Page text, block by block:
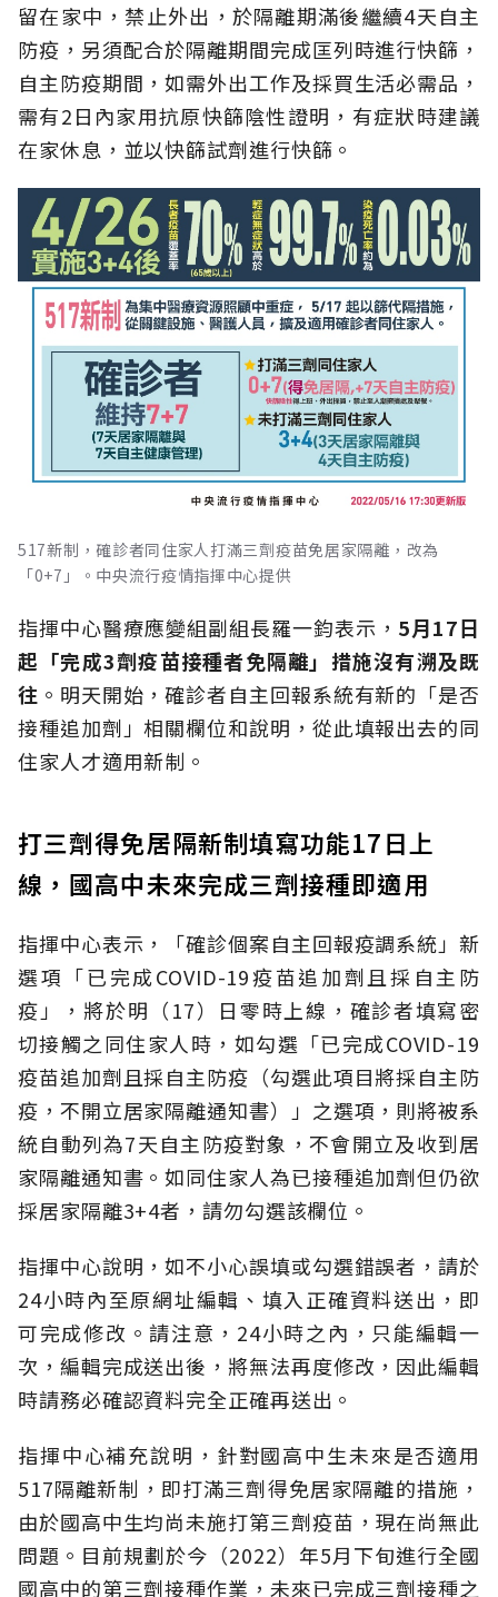
留在家中，禁止外出，於隔離期滿後繼續4天自主
防疫，另須配合於隔離期間完成匡列時進行快篩，
自主防疫期間，如需外出工作及採買生活必需品，
需有2日內家用抗原快篩陰性證明，有症狀時建議
在家休息，並以快篩試劑進行快篩。
517新制，確診者同住家人打滿三劑疫苗免居家隔離，改為
「0+7」。中央流行疫情指揮中心提供
指揮中心醫療應變組副組長羅一鈞表示， 5月17日
起「完成3劑疫苗接種者免隔離」措施沒有溯及既
往 。明天開始，確診者自主回報系統有新的「是否
接種追加劑」相關欄位和說明，從此填報出去的同
住家人才適用新制。
打三劑得免居隔新制填寫功能17日上
線，國高中未來完成三劑接種即適用
指揮中心表示，「確診個案自主回報疫調系統」新
選項「已完成COVID-19疫苗追加劑且採自主防
疫」，將於明（17）日零時上線，確診者填寫密
切接觸之同住家人時，如勾選「已完成COVID-19
疫苗追加劑且採自主防疫（勾選此項目將採自主防
疫，不開立居家隔離通知書）」之選項，則將被系
統自動列為7天自主防疫對象，不會開立及收到居
家隔離通知書。如同住家人為已接種追加劑但仍欲
採居家隔離3+4者，請勿勾選該欄位。
指揮中心說明，如不小心誤填或勾選錯誤者，請於
24小時內至原網址編輯、填入正確資料送出，即
可完成修改。請注意，24小時之內，只能編輯一
次，編輯完成送出後，將無法再度修改，因此編輯
時請務必確認資料完全正確再送出。
指揮中心補充說明，針對國高中生未來是否適用
517隔離新制，即打滿三劑得免居家隔離的措施，
由於國高中生均尚未施打第三劑疫苗，現在尚無此
問題。目前規劃於今（2022）年5月下旬進行全國
國高中的第三劑接種作業，未來已完成三劑接種之